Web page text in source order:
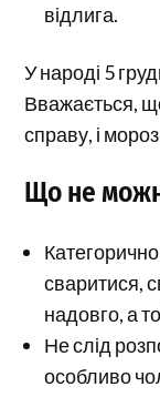
відлига.
У народі 5
Вважається,
справу, і
Що не
сваритися,
надовго, а
Не слід
особливо